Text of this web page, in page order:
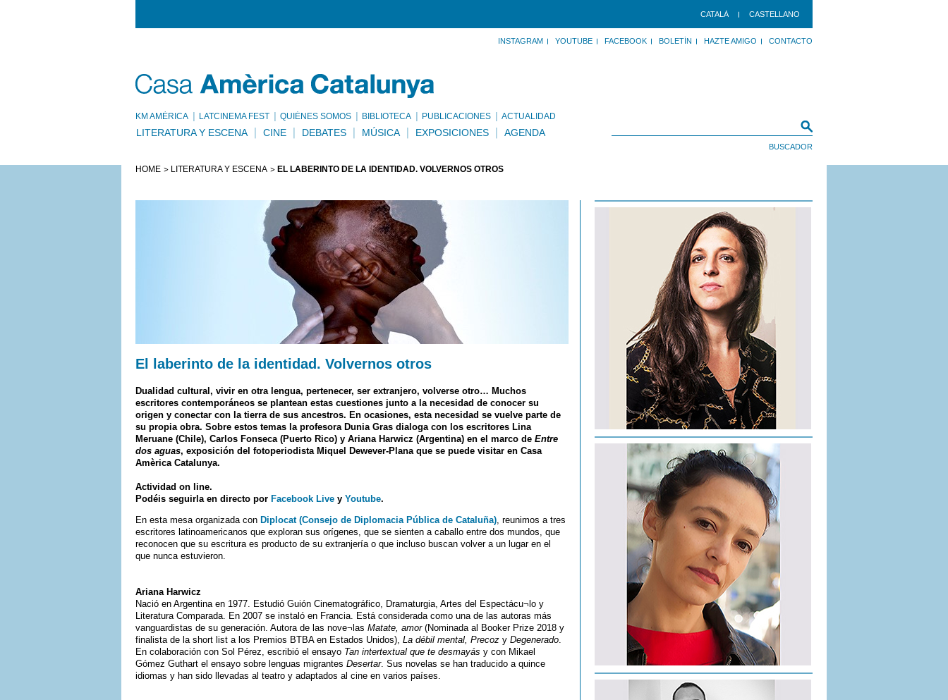
CATALÀ CASTELLANO
INSTAGRAM YOUTUBE FACEBOOK BOLETÍN HAZTE AMIGO CONTACTO
KM AMÈRICA LATCINEMA FEST QUIÉNES SOMOS BIBLIOTECA PUBLICACIONES ACTUALIDAD
LITERATURA Y ESCENA CINE DEBATES MÚSICA EXPOSICIONES AGENDA
HOME LITERATURA Y ESCENA EL LABERINTO DE LA IDENTIDAD. VOLVERNOS OTROS
El laberinto de la identidad. Volvernos otros
Dualidad cultural, vivir en otra lengua, pertenecer, ser extranjero, volverse otro… Muchos
escritores contemporáneos se plantean estas cuestiones junto a la necesidad de conocer su
origen y conectar con la tierra de sus ancestros. En ocasiones, esta necesidad se vuelve parte de
su propia obra. Sobre estos temas la profesora Dunia Gras dialoga con los escritores Lina
Meruane (Chile), Carlos Fonseca (Puerto Rico) y Ariana Harwicz (Argentina) en el marco de Entre
dos aguas, exposición del fotoperiodista Miquel Dewever-Plana que se puede visitar en Casa
Amèrica Catalunya.
Actividad on line.
Podéis seguirla en directo por Facebook Live y Youtube.
En esta mesa organizada con Diplocat (Consejo de Diplomacia Pública de Cataluña), reunimos a tres
escritores latinoamericanos que exploran sus orígenes, que se sienten a caballo entre dos mundos, que
reconocen que su escritura es producto de su extranjería o que incluso buscan volver a un lugar en el
que nunca estuvieron.
Ariana Harwicz
Nació en Argentina en 1977. Estudió Guión Cinematográfico, Dramaturgia, Artes del Espectácu¬lo y
Literatura Comparada. En 2007 se instaló en Francia. Está considerada como una de las autoras más
vanguardistas de su generación. Autora de las nove¬las Matate, amor(Nominada al Booker Prize 2018 y
finalista de la short list a los Premios BTBA en Estados Unidos), La débil mental, Precoz y Degenerado.
En colaboración con Sol Pérez, escribió el ensayo Tan intertextual que te desmayás y con Mikael
Gómez Guthart el ensayo sobre lenguas migrantes Desertar. Sus novelas se han traducido a quince
idiomas y han sido llevadas al teatro y adaptados al cine en varios países.